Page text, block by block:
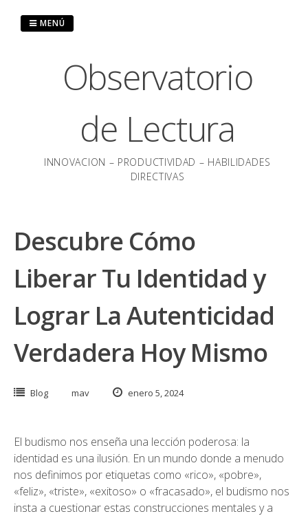
Observatorio
de Lectura
INNOVACION – PRODUCTIVIDAD – HABILIDADES
DIRECTIVAS
MENÚ
Descubre Cómo
Liberar Tu Identidad y
Lograr La Autenticidad
Verdadera Hoy Mismo
Blog mav enero 5, 2024
El budismo nos enseña una lección poderosa: la
identidad es una ilusión. En un mundo donde a menudo
nos definimos por etiquetas como «rico», «pobre»,
«feliz», «triste», «exitoso» o «fracasado», el budismo nos
insta a cuestionar estas construcciones mentales y a